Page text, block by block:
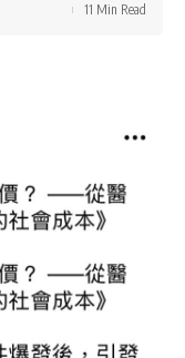
11 Min Read